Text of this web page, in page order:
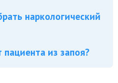
наркологический
из запоя?